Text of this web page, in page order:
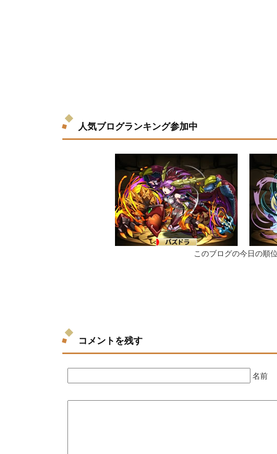
人気ブログランキング参加中
このブログの今日の順
コメントを残す
名前